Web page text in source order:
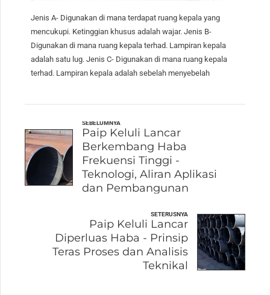
Jenis A- Digunakan di mana terdapat ruang kepala yang
mencukupi. Ketinggian khusus adalah wajar. Jenis B-
Digunakan di mana ruang kepala terhad. Lampiran kepala
adalah satu lug. Jenis C- Digunakan di mana ruang kepala
terhad. Lampiran kepala adalah sebelah menyebelah
SEBELUMNYA
Paip Keluli Lancar
Berkembang Haba
Frekuensi Tinggi -
Teknologi, Aliran Aplikasi
dan Pembangunan
SETERUSNYA
Paip Keluli Lancar
Diperluas Haba - Prinsip
Teras Proses dan Analisis
Teknikal